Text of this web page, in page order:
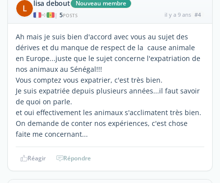
L lisa debout Nouveau membre
| 5POSTS il y a 9 ans #4
Ah mais je suis bien d'accord avec vous au sujet des
dérives et du manque de respect de la cause animale
en Europe...juste que le sujet concerne l'expatriation de
nos animaux au Sénégal!!!
Vous comptez vous expatrier, c'est très bien.
Je suis expatriée depuis plusieurs années...il faut savoir
de quoi on parle.
et oui effectivement les animaux s'acclimatent très bien.
On demande de conter nos expériences, c'est chose
faite me concernant...
Réagir Répondre